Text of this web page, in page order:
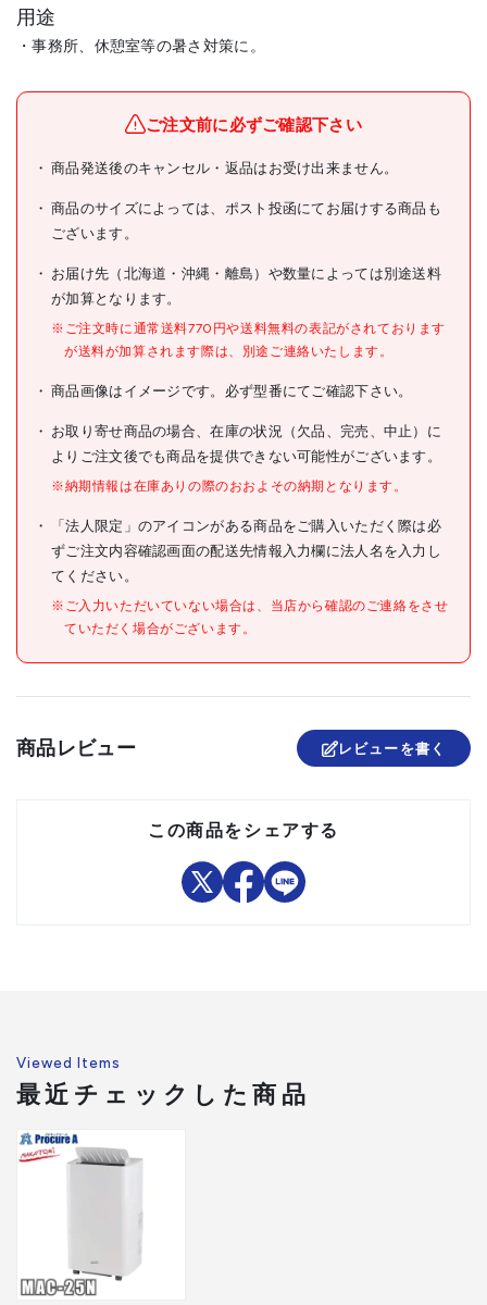
用途
・事務所、休憩室等の暑さ対策に。
ブランド名 ナカトミ
商品名
大型移動式エアコン(冷房)
単相100V
型式 MAC-25N
JANコード
仕様
●圧縮機:全閉ロータリー定格
出力0.74/0.87kW
●冷媒封入量:365g
房専用)
●電源(V):単相100
●冷房能力(kW)
(50/60Hz):2.6/3.0
(50/60Hz):0.88/1.01
●首振り有無:なし
●本体寸法(mm)幅:415
●電源コード長さ(m):約2
●色:ホワイト
スチール/ABS樹脂
セット内容/付属品
1.2m)、排熱ダクト窓パネル
セット、リモコン、ドレンホ
ース
ご注文前に必ずご確認下さい
商品発送後のキャンセル・返品はお受け出来ません。
商品のサイズによっては、ポスト投函にてお届けする商品も
ございます。
お届け先（北海道・沖縄・離島）や数量によっては別途送料
が加算となります。
※ご注文時に通常送料770円や送料無料の表記がされております
が送料が加算されます際は、別途ご連絡いたします。
商品画像はイメージです。必ず型番にてご確認下さい。
お取り寄せ商品の場合、在庫の状況（欠品、完売、中止）に
よりご注文後でも商品を提供できない可能性がございます。
※納期情報は在庫ありの際のおおよその納期となります。
「法人限定」のアイコンがある商品をご購入いただく際は必
ずご注文内容確認画面の配送先情報入力欄に法人名を入力し
てください。
※ご入力いただいていない場合は、当店から確認のご連絡をさせ
ていただく場合がございます。
商品レビュー レビューを書く
この商品をシェアする
Viewed Items
最近チェックした商品